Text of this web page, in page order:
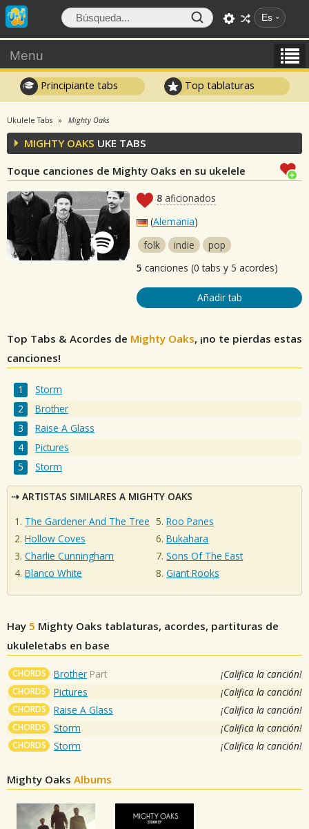
Es
Menu
Principiante tabs Top tablaturas
Ukulele Tabs Mighty Oaks
MIGHTY OAKS UKE TABS
Toque canciones de Mighty Oaks en su ukelele
8 aficionados
(Alemania)
folk
indie
pop
5 canciones (0 tabs y 5 acordes)
Añadir tab
Top Tabs & Acordes de Mighty Oaks, ¡no te pierdas estas
canciones!
Storm
Brother
Raise A Glass
Pictures
Storm
ARTISTAS SIMILARES A MIGHTY OAKS
The Gardener And The Tree
Hollow Coves
Charlie Cunningham
Blanco White
Roo Panes
Bukahara
Sons Of The East
Giant Rooks
Hay 5 Mighty Oaks tablaturas, acordes, partituras de
ukuleletabs en base
CHORDS Brother Part ¡Califica la canción!
CHORDS Pictures ¡Califica la canción!
CHORDS Raise A Glass ¡Califica la canción!
CHORDS Storm ¡Califica la canción!
CHORDS Storm ¡Califica la canción!
Mighty Oaks Albums